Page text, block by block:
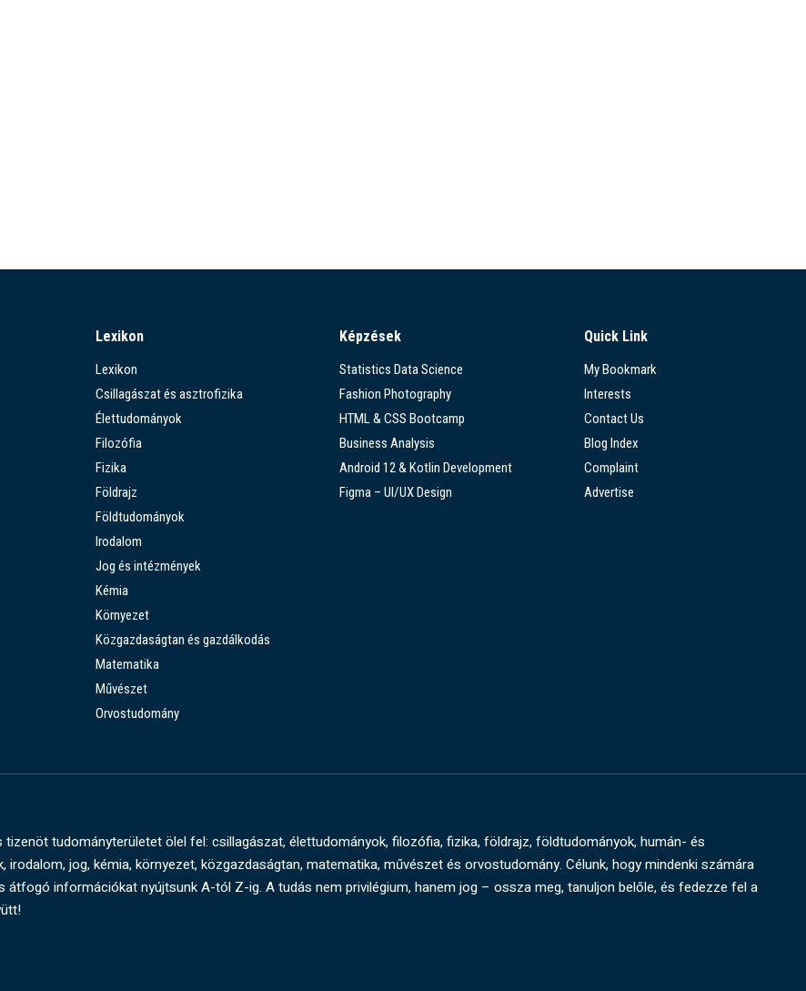
Lexikon
Lexikon
Csillagászat és asztrofizika
Élettudományok
Filozófia
Fizika
Földrajz
Földtudományok
Irodalom
Jog és intézmények
Kémia
Környezet
Közgazdaságtan és gazdálkodás
Matematika
Művészet
Orvostudomány
Képzések
Statistics Data Science
Fashion Photography
HTML & CSS Bootcamp
Business Analysis
Android 12 & Kotlin Development
Figma – UI/UX Design
Quick Link
My Bookmark
Interests
Contact Us
Blog Index
Complaint
Advertise
tizenöt tudományterületet ölel fel: csillagászat, élettudományok, filozófia, fizika, földrajz, földtudományok, humán- és
irodalom, jog, kémia, környezet, közgazdaságtan, matematika, művészet és orvostudomány. Célunk, hogy mindenki számára
átfogó információkat nyújtsunk A-tól Z-ig. A tudás nem privilégium, hanem jog – ossza meg, tanuljon belőle, és fedezze fel a